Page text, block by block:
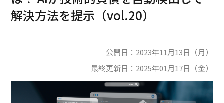
解決方法を提示（vol.20）
公開日： 2023年11月13日（月）
最終更新日： 2025年01月17日（金）